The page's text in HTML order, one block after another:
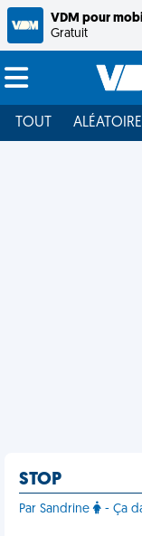
VDM pour
Gratuit
TOUT ALÉATOIRE
STOP
Par Sandrine - Ça